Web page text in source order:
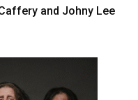
and Johny Lee